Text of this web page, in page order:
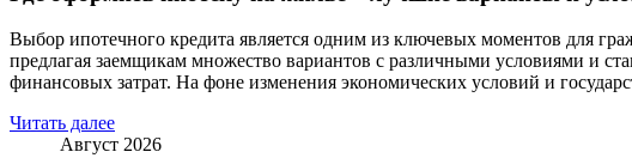
Выбор ипотечного кредита является одним из ключевых моментов для
предлагая заемщикам множество вариантов с различными условиями и
финансовых затрат. На фоне изменения экономических условий и
Читать далее
Август 2026